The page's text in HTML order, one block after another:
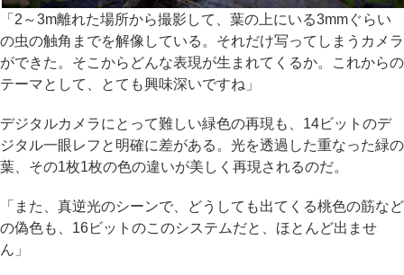
「2～3m離れた場所から撮影して、葉の上にいる3mmぐらい
の虫の触角までを解像している。それだけ写ってしまうカメラ
ができた。そこからどんな表現が生まれてくるか。これからの
テーマとして、とても興味深いですね」
デジタルカメラにとって難しい緑色の再現も、14ビットのデ
ジタル一眼レフと明確に差がある。光を透過した重なった緑の
葉、その1枚1枚の色の違いが美しく再現されるのだ。
「また、真逆光のシーンで、どうしても出てくる桃色の筋など
の偽色も、16ビットのこのシステムだと、ほとんど出ませ
ん」